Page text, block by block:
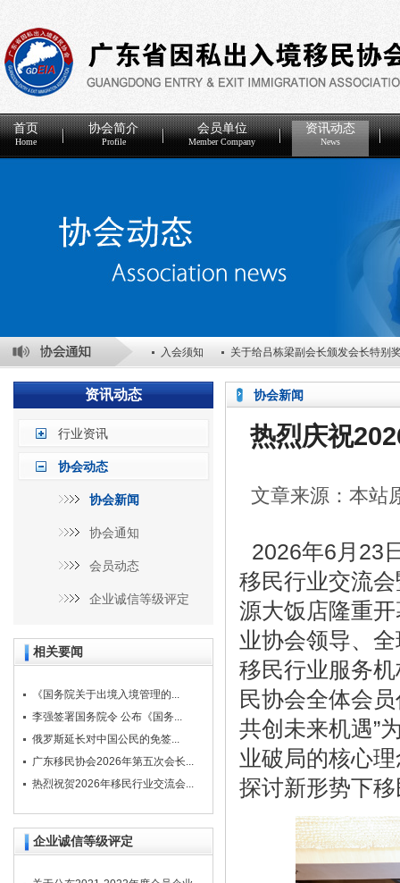
首页
Home
协会简介
Profile
会员单位
Member Company
资讯动态
News
入会须知 关于给吕栋梁副会长颁发会长特别
关于表彰2025年度优秀会员单位的决定 关于
资讯动态
行业资讯
协会动态
协会新闻
协会通知
会员动态
企业诚信等级评定
相关要闻
《国务院关于出境入境管理的...
李强签署国务院令 公布《国务...
俄罗斯延长对中国公民的免签...
广东移民协会2026年第五次会长...
热烈祝贺2026年移民行业交流会...
企业诚信等级评定
协会新闻
热烈庆祝
文章来源：本
2026年6月23
移民行业交流
源大饭店隆重
业协会领导、
移民行业服务
民协会全体会
共创未来机遇”
业破局的核心
探讨新形势下